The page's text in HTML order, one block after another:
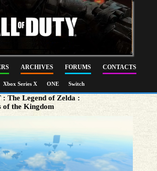
ARCHIVES FORUMS CONTACTS
Xbox Series X ONE Switch
: The Legend of Zelda :
of the Kingdom